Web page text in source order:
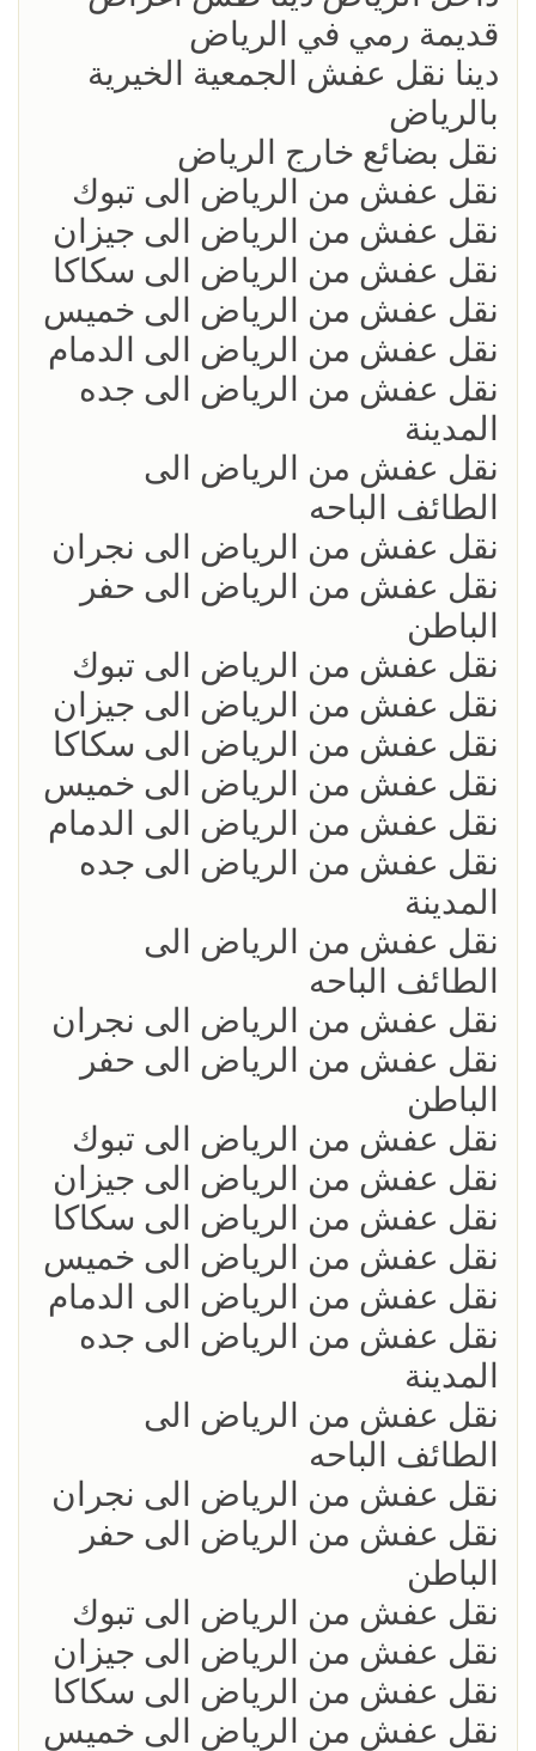
قديمة رمي في الرياض
دينا نقل عفش الجمعية الخيرية
بالرياض
نقل بضائع خارج الرياض
نقل عفش من الرياض الى تبوك
نقل عفش من الرياض الى جيزان
نقل عفش من الرياض الى سكاكا
نقل عفش من الرياض الى خميس
نقل عفش من الرياض الى الدمام
نقل عفش من الرياض الى جده
المدينة
نقل عفش من الرياض الى
الطائف الباحه
نقل عفش من الرياض الى نجران
نقل عفش من الرياض الى حفر
الباطن
نقل عفش من الرياض الى تبوك
نقل عفش من الرياض الى جيزان
نقل عفش من الرياض الى سكاكا
نقل عفش من الرياض الى خميس
نقل عفش من الرياض الى الدمام
نقل عفش من الرياض الى جده
المدينة
نقل عفش من الرياض الى
الطائف الباحه
نقل عفش من الرياض الى نجران
نقل عفش من الرياض الى حفر
الباطن
نقل عفش من الرياض الى تبوك
نقل عفش من الرياض الى جيزان
نقل عفش من الرياض الى سكاكا
نقل عفش من الرياض الى خميس
نقل عفش من الرياض الى الدمام
نقل عفش من الرياض الى جده
المدينة
نقل عفش من الرياض الى
الطائف الباحه
نقل عفش من الرياض الى نجران
نقل عفش من الرياض الى حفر
الباطن
نقل عفش من الرياض الى تبوك
نقل عفش من الرياض الى جيزان
نقل عفش من الرياض الى سكاكا
نقل عفش من الرياض الى خميس